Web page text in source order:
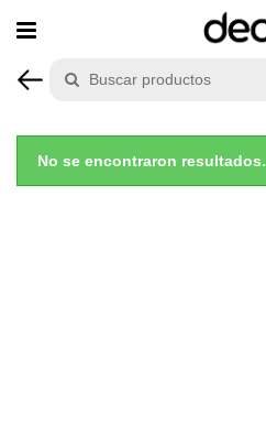
No se encontraron resultados.